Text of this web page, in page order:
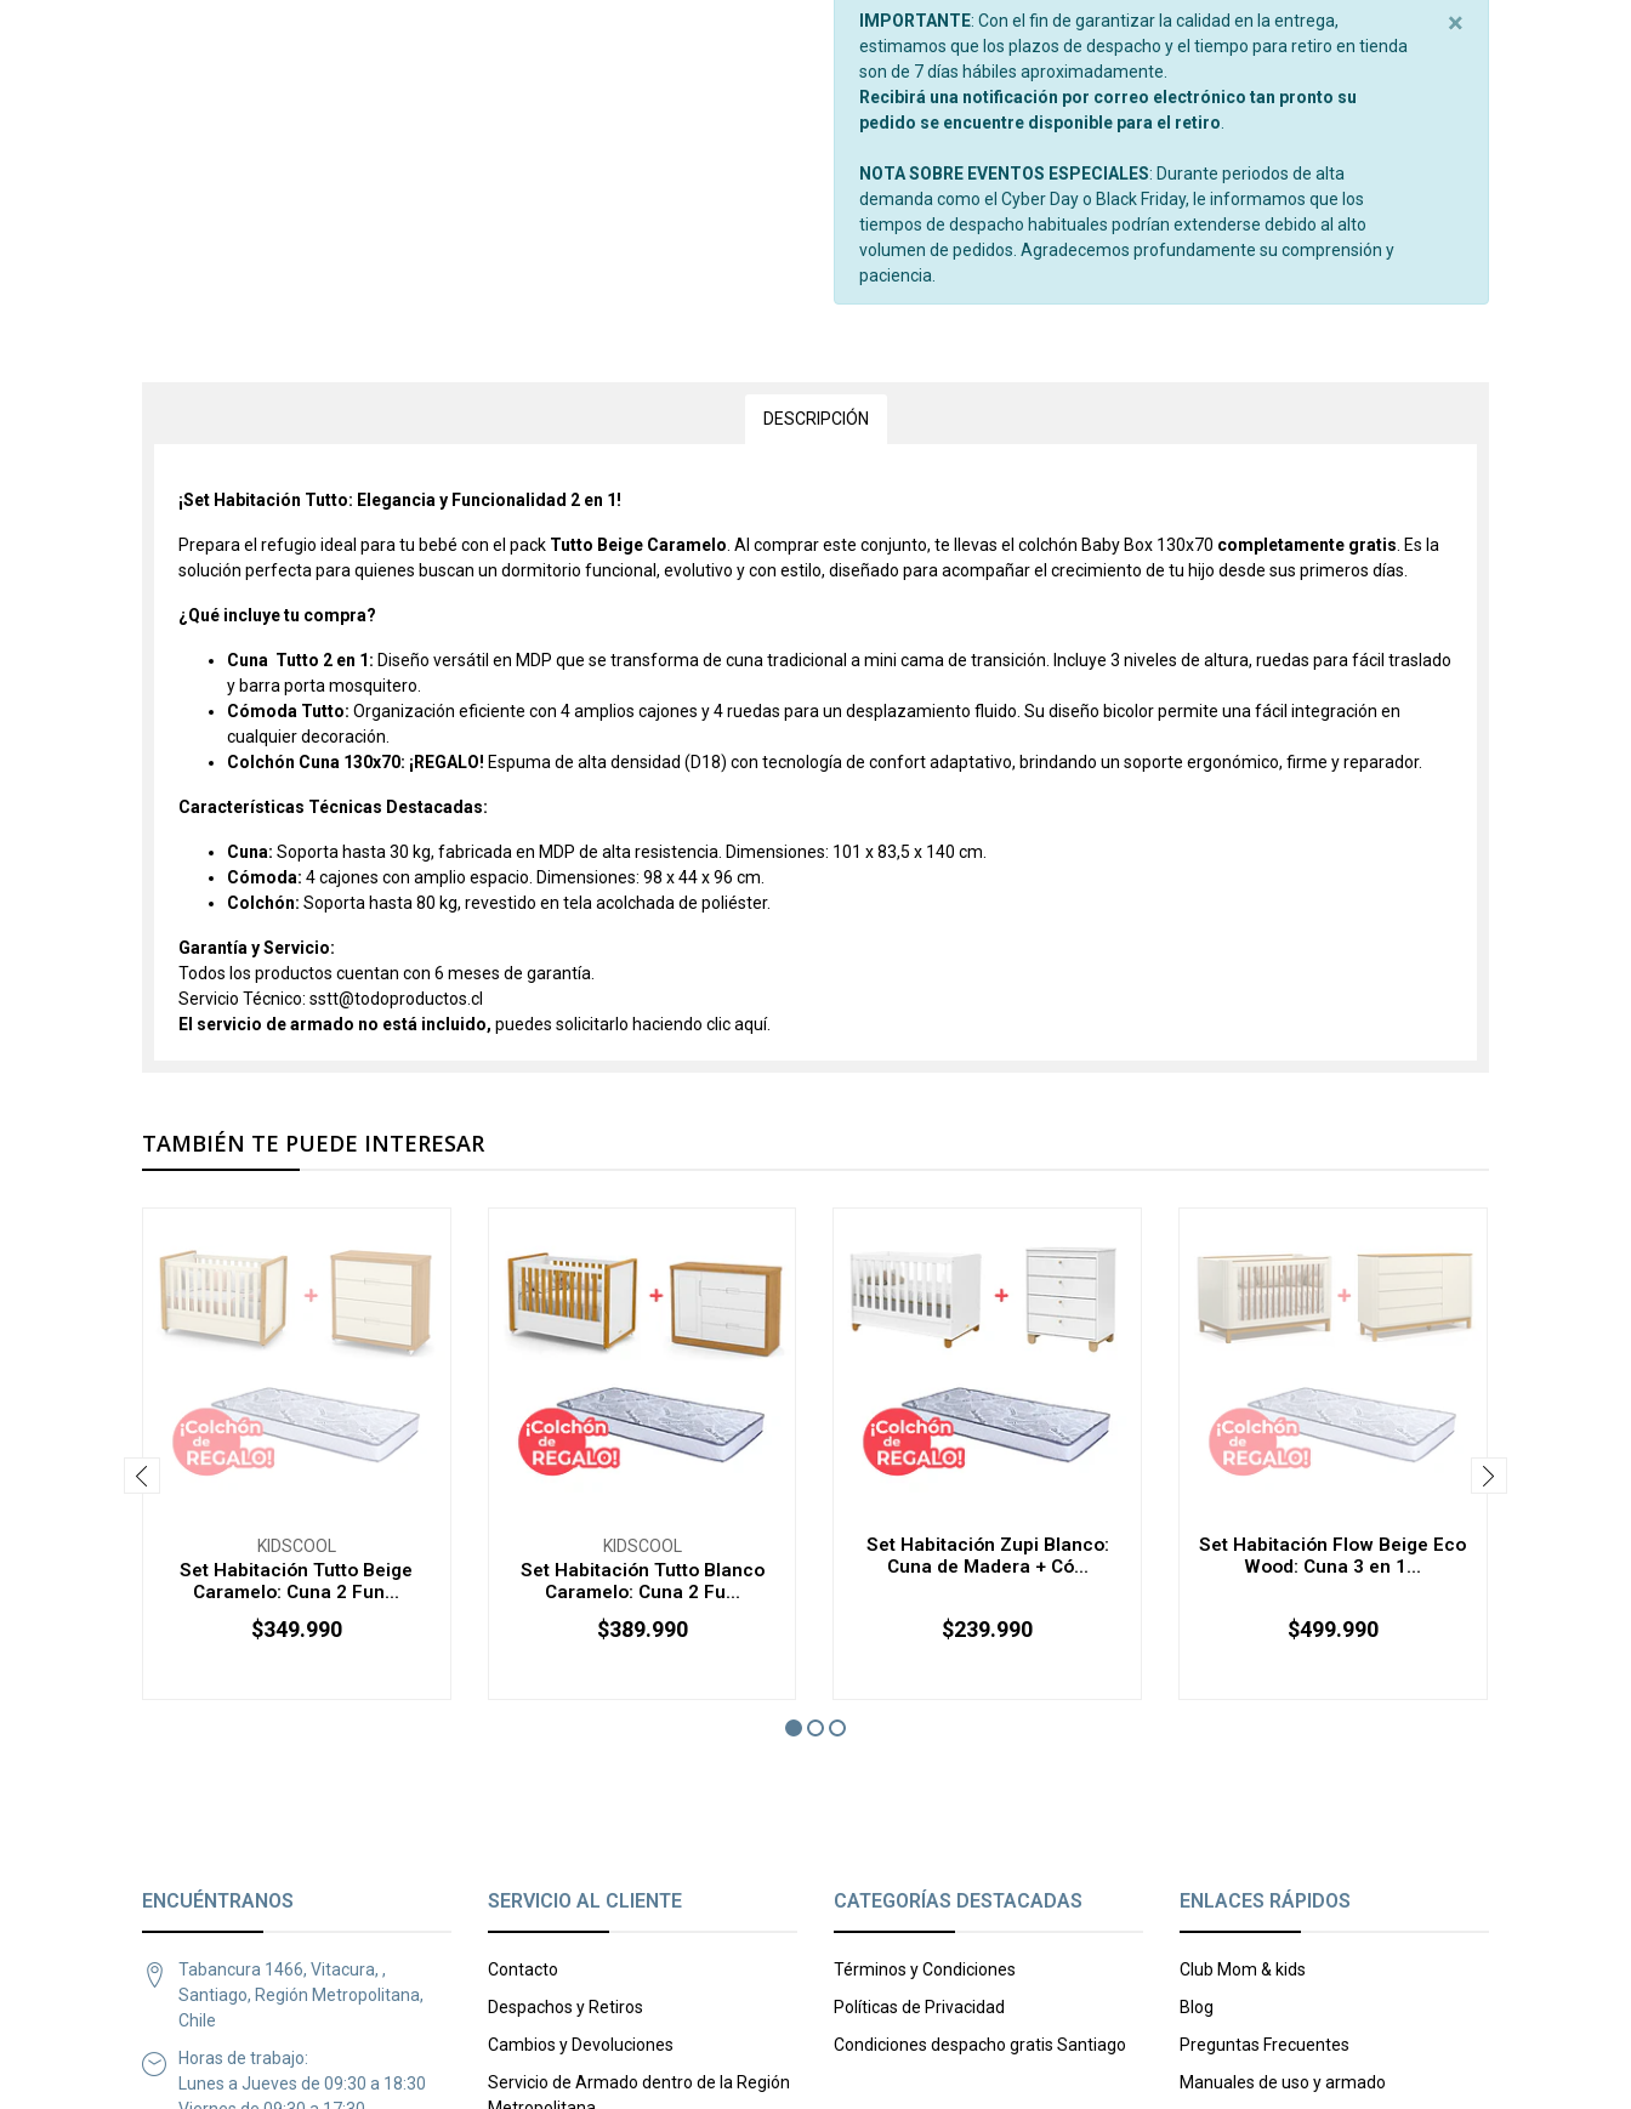
IMPORTANTE: Con el fin de garantizar la calidad en la entrega,
estimamos que los plazos de despacho y el tiempo para retiro en tienda
son de 7 días hábiles aproximadamente.
Recibirá una notificación por correo electrónico tan pronto su
pedido se encuentre disponible para el retiro
NOTA SOBRE EVENTOS ESPECIALES: Durante periodos de alta
demanda como el Cyber Day o Black Friday, le informamos que los
tiempos de despacho habituales podrían extenderse debido al alto
volumen de pedidos. Agradecemos profundamente su comprensión y
paciencia.
×
DESCRIPCIÓN
¡Set Habitación Tutto: Elegancia y Funcionalidad 2 en 1!
Prepara el refugio ideal para tu bebé con el pack Tutto Beige Caramelo . Al comprar este conjunto, te llevas el colchón Baby Box 130x70 completamente gratis . Es la
solución perfecta para quienes buscan un dormitorio funcional, evolutivo y con estilo, diseñado para acompañar el crecimiento de tu hijo desde sus primeros días.
¿Qué incluye tu compra?
Cuna Tutto 2 en 1: Diseño versátil en MDP que se transforma de cuna tradicional a mini cama de transición. Incluye 3 niveles de altura, ruedas para fácil traslado
y barra porta mosquitero.
Cómoda Tutto: Organización eficiente con 4 amplios cajones y 4 ruedas para un desplazamiento fluido. Su diseño bicolor permite una fácil integración en
cualquier decoración.
Colchón Cuna 130x70: ¡REGALO! Espuma de alta densidad (D18) con tecnología de confort adaptativo, brindando un soporte ergonómico, firme y reparador.
Características Técnicas Destacadas:
Cuna: Soporta hasta 30 kg, fabricada en MDP de alta resistencia. Dimensiones: 101 x 83,5 x 140 cm.
Cómoda: 4 cajones con amplio espacio. Dimensiones: 98 x 44 x 96 cm.
Colchón: Soporta hasta 80 kg, revestido en tela acolchada de poliéster.
Garantía y Servicio:
Todos los productos cuentan con 6 meses de garantía.
Servicio Técnico: sstt@todoproductos.cl
El servicio de armado no está incluido, puedes solicitarlo haciendo clicaquí.
TAMBIÉN TE PUEDE INTERESAR
KIDSCOOL
Set Habitación Tutto Beige
Caramelo: Cuna 2 Fun...
AGOTADO
$349.990
KIDSCOOL
Set Habitación Tutto Blanco
Caramelo: Cuna 2 Fu...
$389.990
Set Habitación Zupi Blanco:
Cuna de Madera + Có...
$239.990
Set Habitación Flow Beige Eco
Wood: Cuna 3 en 1...
AGOTADO
$499.990
ENCUÉNTRANOS
Tabancura 1466, Vitacura, ,
Santiago, Región Metropolitana,
Chile
Horas de trabajo:
Lunes a Jueves de 09:30 a 18:30
SERVICIO AL CLIENTE
Contacto
Despachos y Retiros
Cambios y Devoluciones
Servicio de Armado dentro de la Región
CATEGORÍAS DESTACADAS
Términos y Condiciones
Políticas de Privacidad
Condiciones despacho gratis Santiago
ENLACES RÁPIDOS
Club Mom & kids
Blog
Preguntas Frecuentes
Manuales de uso y armado